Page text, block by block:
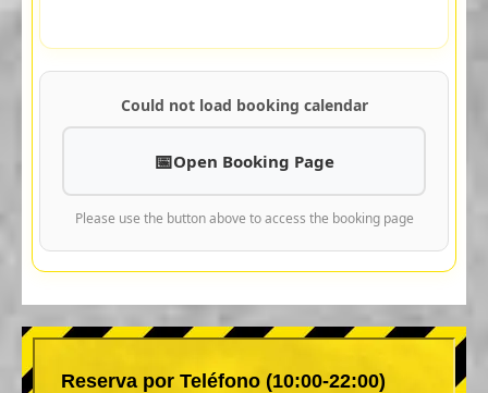
Could not load booking calendar
Open Booking Page
Please use the button above to access the booking page
Reserva por Teléfono (10:00-22:00)